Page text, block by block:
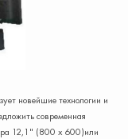
новейшие технологии и
современная
12,1" (800 x 600)или